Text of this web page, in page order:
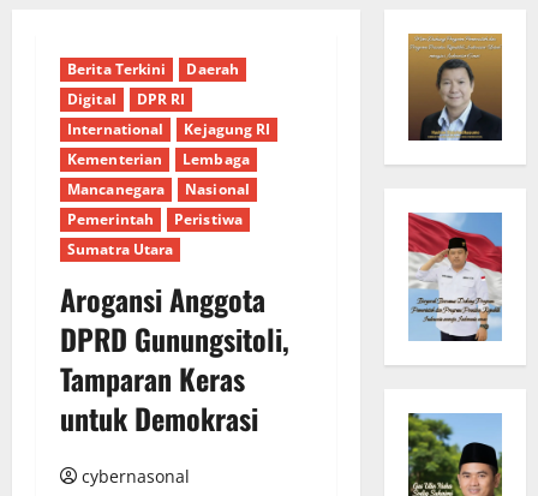
Berita Terkini
Daerah
Digital
DPR RI
International
Kejagung RI
Kementerian
Lembaga
Mancanegara
Nasional
Pemerintah
Peristiwa
Sumatra Utara
Arogansi Anggota
DPRD Gunungsitoli,
Tamparan Keras
untuk Demokrasi
cybernasonal